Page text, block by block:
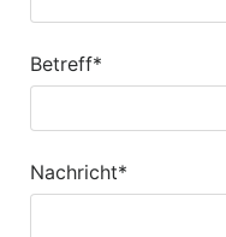
Betreff*
Nachricht*